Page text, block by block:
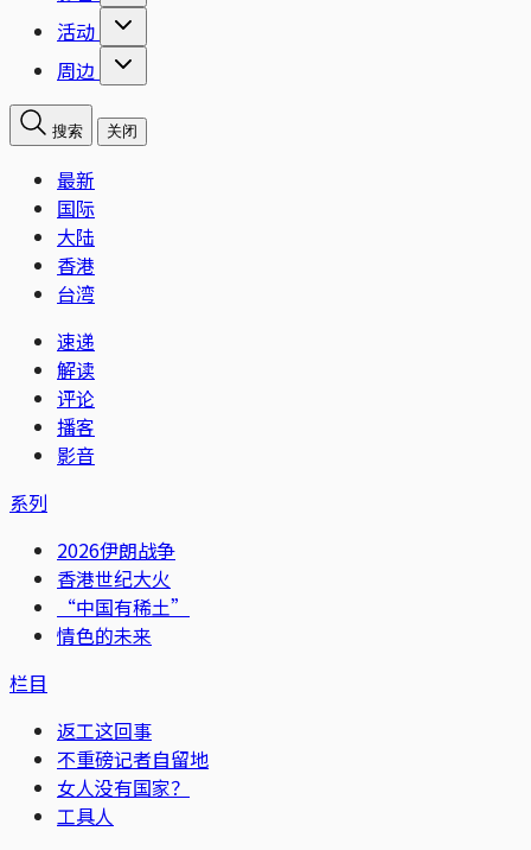
活动
周边
搜索 关闭
最新
国际
大陆
香港
台湾
速递
解读
评论
播客
影音
系列
2026伊朗战争
香港世纪大火
“中国有稀土”
情色的未来
栏目
返工这回事
不重磅记者自留地
女人没有国家？
工具人